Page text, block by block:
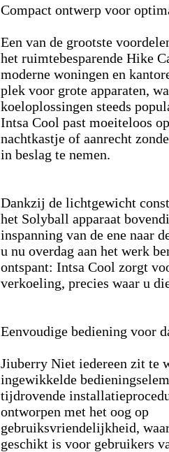
Compact ontwerp voor
Een van de grootste
het ruimtebesparende Hike
moderne woningen en
plek voor grote apparaten,
koeloplossingen steeds
Intsa Cool past moeiteloos
nachtkastje of aanrecht
in beslag te nemen.
Dankzij de lichtgewicht
het Solyball apparaat
inspanning van de ene naar
u nu overdag aan het werk
ontspant: Intsa Cool zorgt
verkoeling, precies waar u
Eenvoudige bediening voor
Jiuberry Niet iedereen zit te
ingewikkelde
tijdrovende
ontworpen met het oog op
gebruiksvriendelijkheid,
geschikt is voor gebruikers